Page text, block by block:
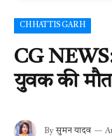
CHHATTISGARH
CG
युवक की मौत
By सुमन यादव